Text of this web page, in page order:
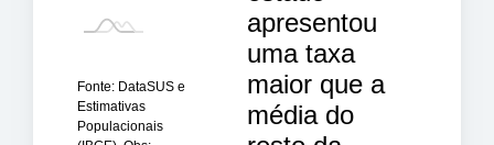
Fonte: DataSUS e
Estimativas
Populacionais
apresentou
uma taxa
maior que a
média do